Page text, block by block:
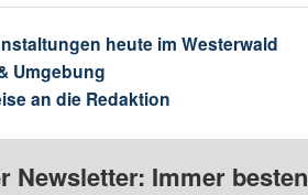
heute im Westerwald
Umgebung
an die Redaktion
Newsletter: Immer